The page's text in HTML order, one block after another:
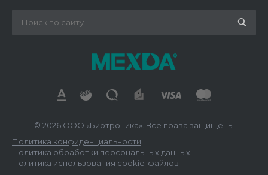
© 2026 ООО «Биотроника». Все права защищены
Политика конфиденциальности
Политика обработки персональных данных
Политика использования cookie-файлов